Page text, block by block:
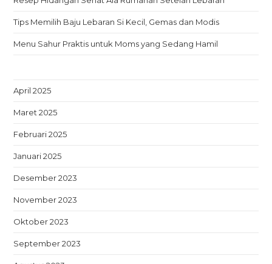
Tips Memilih Baju Lebaran Si Kecil, Gemas dan Modis
Menu Sahur Praktis untuk Moms yang Sedang Hamil
April 2025
Maret 2025
Februari 2025
Januari 2025
Desember 2023
November 2023
Oktober 2023
September 2023